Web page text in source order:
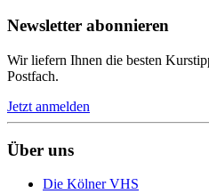
Newsletter abonnieren
Wir liefern Ihnen die besten
Postfach.
Jetzt anmelden
Über uns
Die Kölner VHS